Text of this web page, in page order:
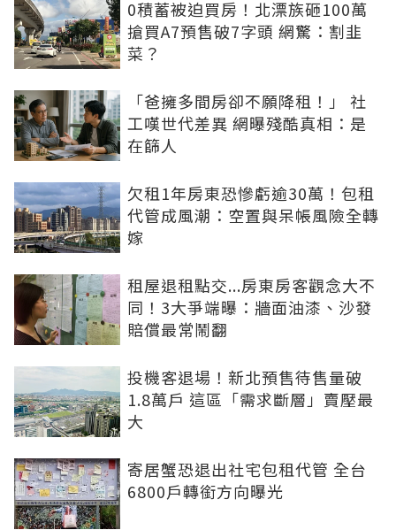
0積蓄被迫買房！北漂族砸100萬
搶買A7預售破7字頭 網驚：割韭
菜？
「爸擁多間房卻不願降租！」 社
工嘆世代差異 網曝殘酷真相：是
在篩人
欠租1年房東恐慘虧逾30萬！包租
代管成風潮：空置與呆帳風險全轉
嫁
租屋退租點交...房東房客觀念大不
同！3大爭端曝：牆面油漆、沙發
賠償最常鬧翻
投機客退場！新北預售待售量破
1.8萬戶 這區「需求斷層」賣壓最
大
寄居蟹恐退出社宅包租代管 全台
6800戶轉銜方向曝光